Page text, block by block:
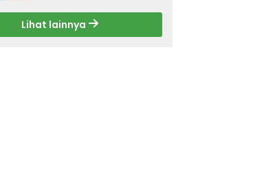
2026 di Surabaya
Lihat lainnya